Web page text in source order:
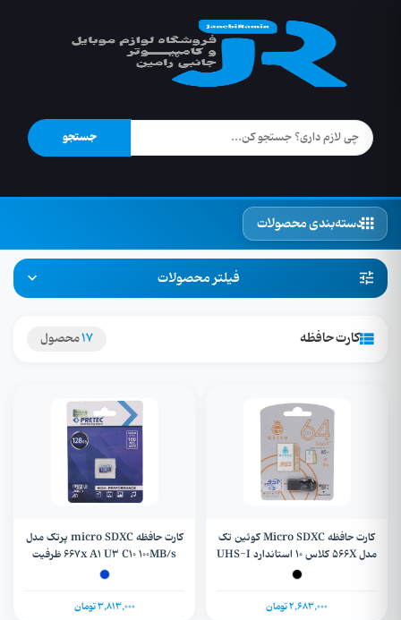
جستجو
دسته‌بندی محصولات
فیلتر محصولات
کارت حافظه 17محصول
کارت حافظه Micro SDXC کوئین تک
مدل 566X کلاس 10 استاندارد UHS-I
ریدر
2,683,000 تومان
کارت حافظه micro SDXC پرتک مدل
667x A1 U3 C10 100MB/s ظرفیت
3,813,000 تومان